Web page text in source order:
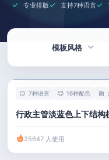
AI 翻译简历
AI 诊断简历
AI 模拟面试
AI 职场工具 New
简历模板
专业排版 支持7种语言
模板风格
简洁
应届生
左右分栏
产品 / 设计
金融 / 汽车
市场 / 运营
7种语言 16种配色
行政主管淡蓝色上下结构
25647 人使用